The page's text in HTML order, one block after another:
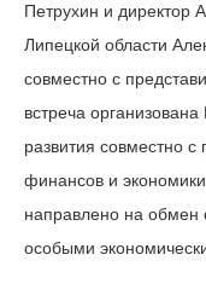
Петрухин и директор
Липецкой области
совместно с
встреча
развития совместно
финансов и
направлено на
особыми